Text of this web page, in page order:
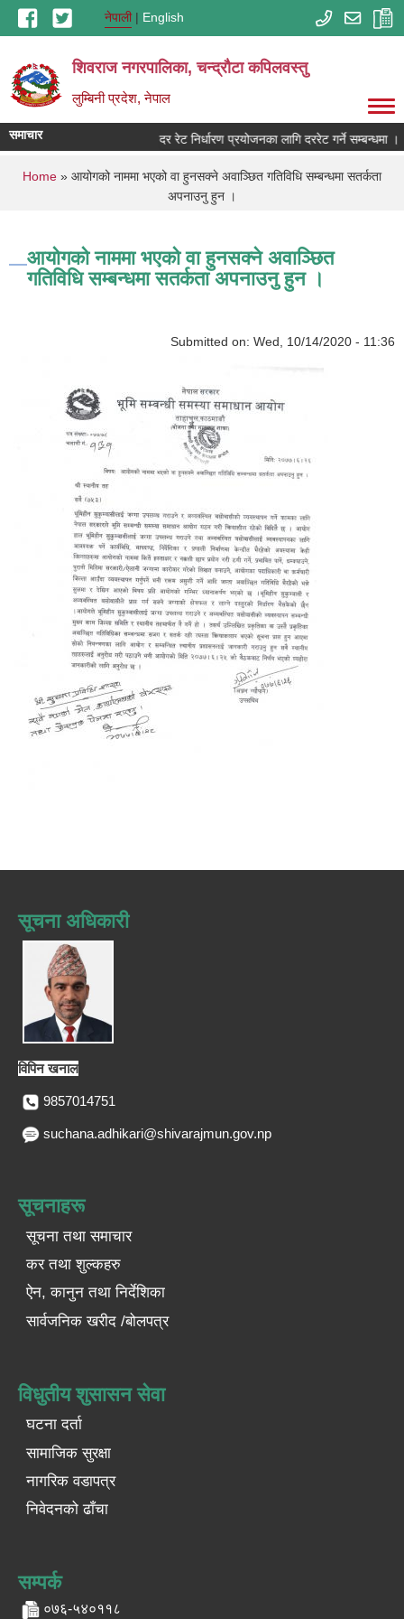
Skip to main contentनेपाली English
शिवराज नगरपालिका, चन्द्राैटा कपिलवस्तु
लुम्बिनी प्रदेश, नेपाल
समाचार दर रेट निर्धारण प्रयोजनका लागि दररेट गर्ने सम्बन्धमा ।
You are here
Home » आयोगको नाममा भएको वा हुनसक्ने अवाञ्छित गतिविधि सम्बन्धमा सतर्कता
अपनाउनु हुन ।
आयोगको नाममा भएको वा हुनसक्ने अवाञ्छित
गतिविधि सम्बन्धमा सतर्कता अपनाउनु हुन ।
Submitted on: Wed, 10/14/2020 - 11:36
सूचना अधिकारी
विपिन खनाल
9857014751
suchana.adhikari@shivarajmun.gov.np
सूचनाहरू
सूचना तथा समाचार
कर तथा शुल्कहरु
ऐन, कानुन तथा निर्देशिका
सार्वजनिक खरीद /बोलपत्र
विधुतीय शुसासन सेवा
घटना दर्ता
सामाजिक सुरक्षा
नागरिक वडापत्र
निवेदनको ढाँचा
सम्पर्क
०७६-५४०११८